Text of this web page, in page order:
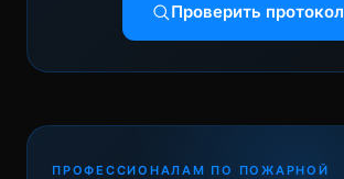
Проверить протокол
ПРОФЕССИОНАЛАМ ПО ПОЖАРНОЙ